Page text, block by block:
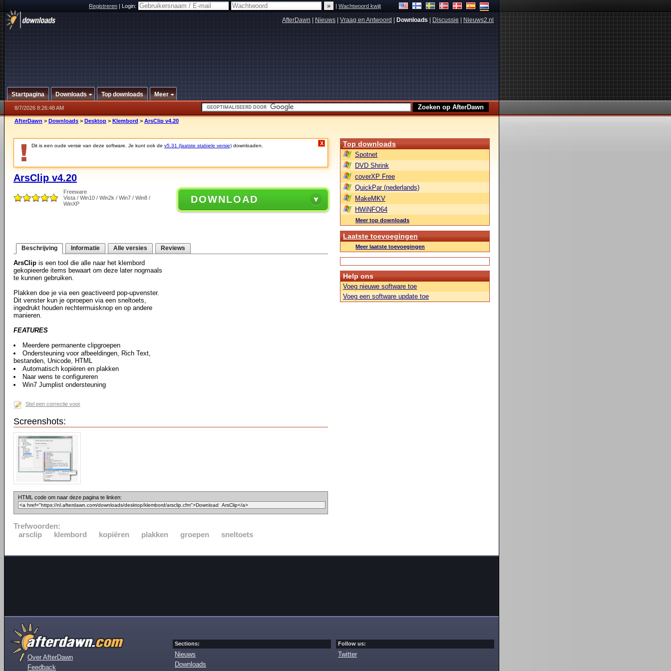
Registreren|Login: |Wachtwoord kwijt
AfterDawn Nieuws Vraag en Antwoord Downloads Discussie Nieuws2.nl
Startpagina Downloads Top downloads Meer
8/7/2026 8:26:48 AM
AfterDawn > Downloads > Desktop > Klembord > ArsClip v4.20
Dit is een oude versie van deze software. Je kunt ook de v5.31 (laatste stabiele versie) downloaden. X
ArsClip v4.20
Freeware
Vista / Win10 / Win2k / Win7 / Win8 /
WinXP
DOWNLOAD
Beschrijving Informatie Alle versies Reviews
ArsClip is een tool die alle naar het klembord
gekopieerde items bewaart om deze later nogmaals
te kunnen gebruiken.
Plakken doe je via een geactiveerd pop-upvenster.
Dit venster kun je oproepen via een sneltoets,
ingedrukt houden rechtermuisknop en op andere
manieren.
FEATURES
Meerdere permanente clipgroepen
Ondersteuning voor afbeeldingen, Rich Text,
bestanden, Unicode, HTML
Automatisch kopiëren en plakken
Naar wens te configureren
Win7 Jumplist ondersteuning
Stel een correctie voor
Screenshots:
HTML code om naar deze pagina te linken:
Trefwoorden:
arsclip
klembord kopiëren plakken groepen sneltoets
Top downloads
Spotnet
DVD Shrink
coverXP Free
QuickPar (nederlands)
MakeMKV
HWiNFO64
Meer top downloads
Laatste toevoegingen
Meer laatste toevoegingen
Help ons
Voeg nieuwe software toe
Voeg een software update toe
Over AfterDawn
Feedback
Sections:
Nieuws
Downloads
Follow us:
Twitter